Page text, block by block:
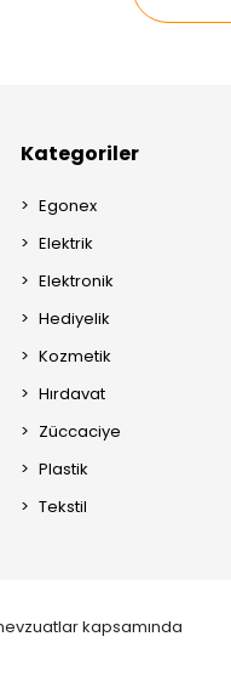
Kategoriler
Egonex
Elektrik
Elektronik
Hediyelik
Kozmetik
Hırdavat
Züccaciye
Plastik
Tekstil
kapsamında